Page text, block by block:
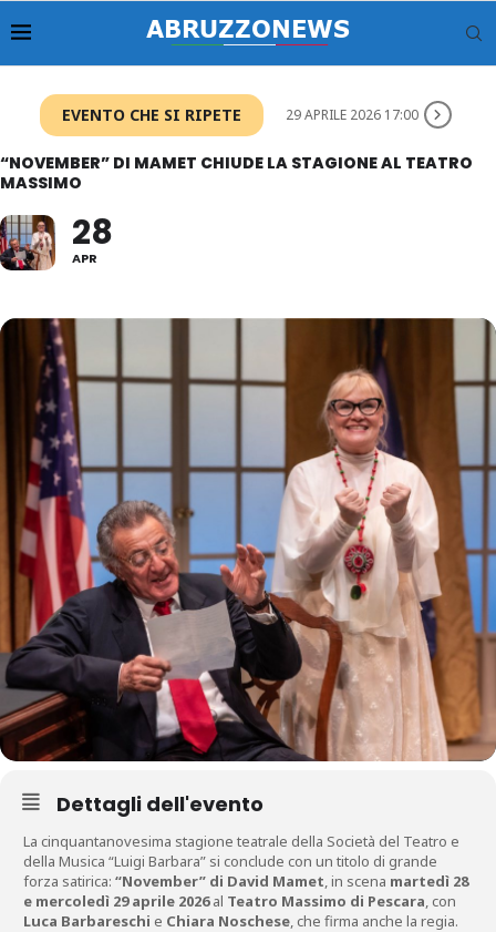
EVENTO CHE SI RIPETE 29 APRILE 2026 17:00
“NOVEMBER” DI MAMET CHIUDE LA STAGIONE AL TEATRO
MASSIMO
28
APR
Dettagli dell'evento
La cinquantanovesima stagione teatrale della Società del Teatro e
della Musica “Luigi Barbara” si conclude con un titolo di grande
forza satirica: “November” di David Mamet, in scena martedì 28
e mercoledì 29 aprile 2026al Teatro Massimo di Pescara, con
Luca Barbareschi e Chiara Noschese, che firma anche la regia.